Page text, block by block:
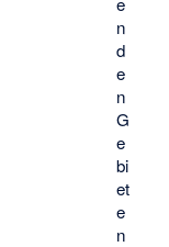
n
d
e
n
G
e
bi
et
e
n